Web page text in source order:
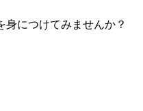
につけてみませんか？